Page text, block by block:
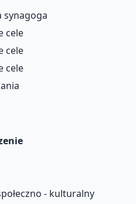
synagoga
cele
cele
cele
- kulturalny